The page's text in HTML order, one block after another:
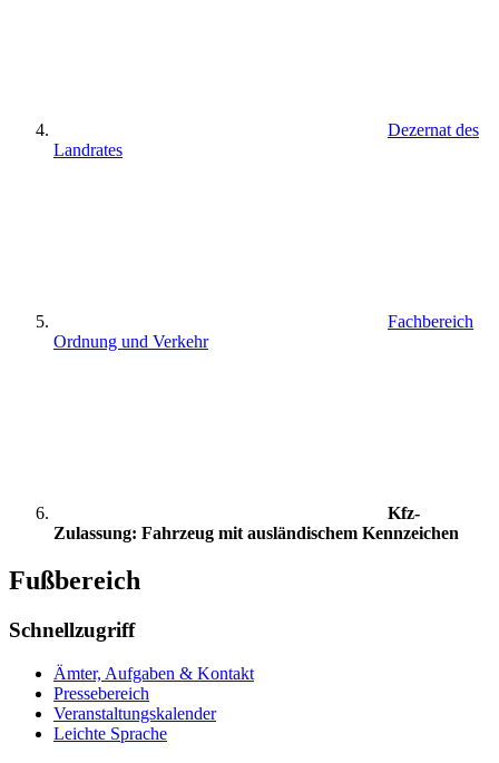
Dezernat des
Landrates
Fachbereich
Ordnung und Verkehr
Kfz-
Zulassung: Fahrzeug mit ausländischem Kennzeichen
Fußbereich
Schnellzugriff
Ämter, Aufgaben & Kontakt
Pressebereich
Veranstaltungskalender
Leichte Sprache